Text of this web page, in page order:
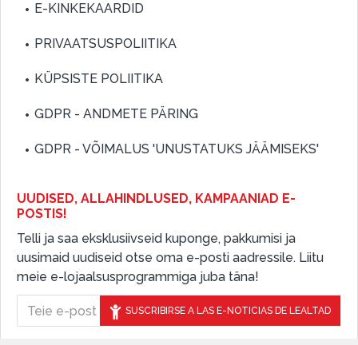
E-KINKEKAARDID
PRIVAATSUSPOLIITIKA
KÜPSISTE POLIITIKA
GDPR - ANDMETE PÄRING
GDPR - VÕIMALUS 'UNUSTATUKS JÄÄMISEKS'
UUDISED, ALLAHINDLUSED, KAMPAANIAD E-
POSTIS!
Telli ja saa eksklusiivseid kuponge, pakkumisi ja
uusimaid uudiseid otse oma e-posti aadressile. Liitu
meie e-lojaalsusprogrammiga juba täna!
SUSCRIBIRSE A LAS E-NOTICIAS DE LEALTAD